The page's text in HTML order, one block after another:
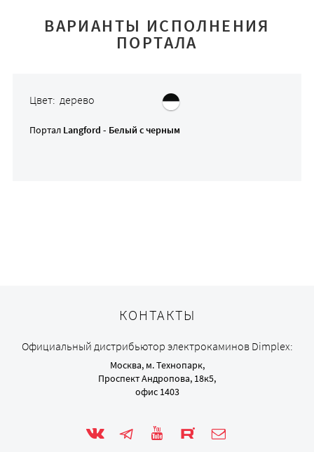
ВАРИАНТЫ ИСПОЛНЕНИЯ
ПОРТАЛА
Цвет: дерево
Портал Langford - Белый с черным
КОНТАКТЫ
Официальный дистрибьютор электрокаминов Dimplex:
Москва, м. Технопарк,
Проспект Андропова, 18к5,
офис 1403